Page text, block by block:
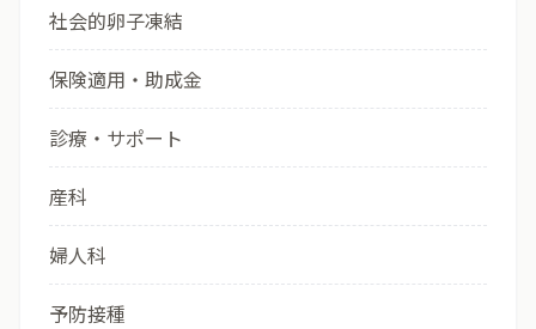
社会的卵子凍結
保険適用・助成金
診療・サポート
産科
婦人科
予防接種